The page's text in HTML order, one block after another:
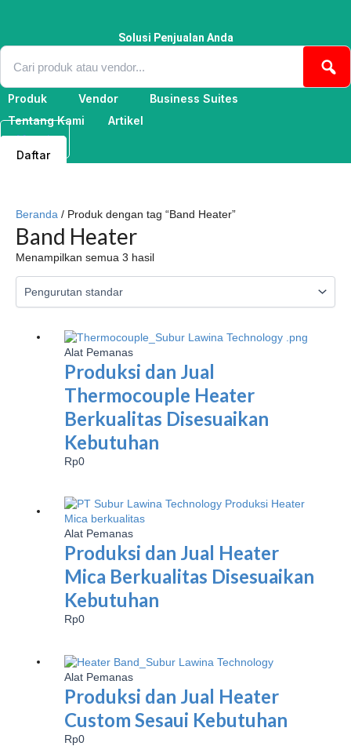
Solusi Penjualan Anda
Produk Vendor
Business Suites
Tentang Kami
Artikel
Masuk
Daftar
Beranda / Produk dengan tag “Band Heater”
Band Heater
Menampilkan semua 3 hasil
Alat Pemanas
Produksi dan Jual
Thermocouple Heater
Berkualitas Disesuaikan
Kebutuhan
Rp0
Alat Pemanas
Produksi dan Jual Heater
Mica Berkualitas Disesuaikan
Kebutuhan
Rp0
Alat Pemanas
Produksi dan Jual Heater
Custom Sesaui Kebutuhan
Rp0